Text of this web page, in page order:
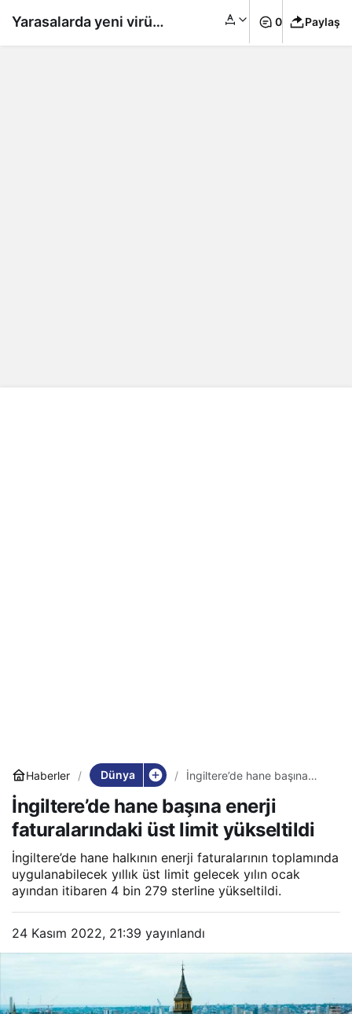
Haberler Dünya
İngiltere’de hane başına
limit yükseltildi
İngiltere’de hane başına enerji
faturalarındaki üst limit yükseltildi
İngiltere’de hane halkının enerji faturalarının toplamında
uygulanabilecek yıllık üst limit gelecek yılın ocak
ayından itibaren 4 bin 279 sterline yükseltildi.
24 Kasım 2022, 21:39 yayınlandı
Yarasalarda yeni virüs 0 Paylaş